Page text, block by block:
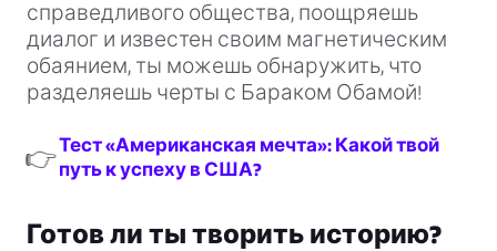
справедливого общества, поощряешь
диалог и известен своим магнетическим
обаянием, ты можешь обнаружить, что
разделяешь черты с Бараком Обамой!
👉Тест «Американская мечта»: Какой твой
путь к успеху в США?
Готов ли ты творить историю?